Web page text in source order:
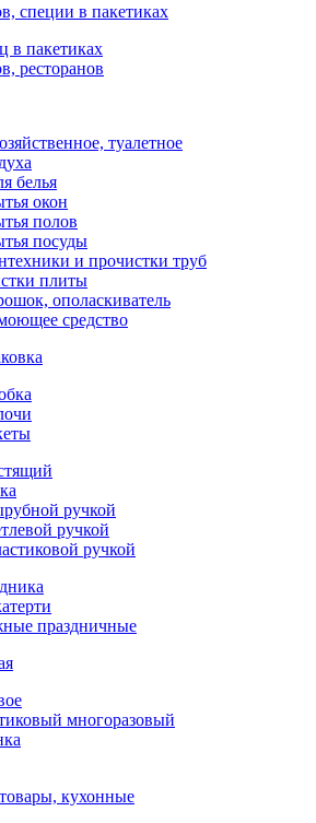
специи в пакетиках
в пакетиках
ресторанов
туалетное
белья
окон
полов
посуды
и прочистки труб
плиты
ополаскиватель
средство
ручкой
ручкой
ручкой
праздничные
многоразовый
кухонные